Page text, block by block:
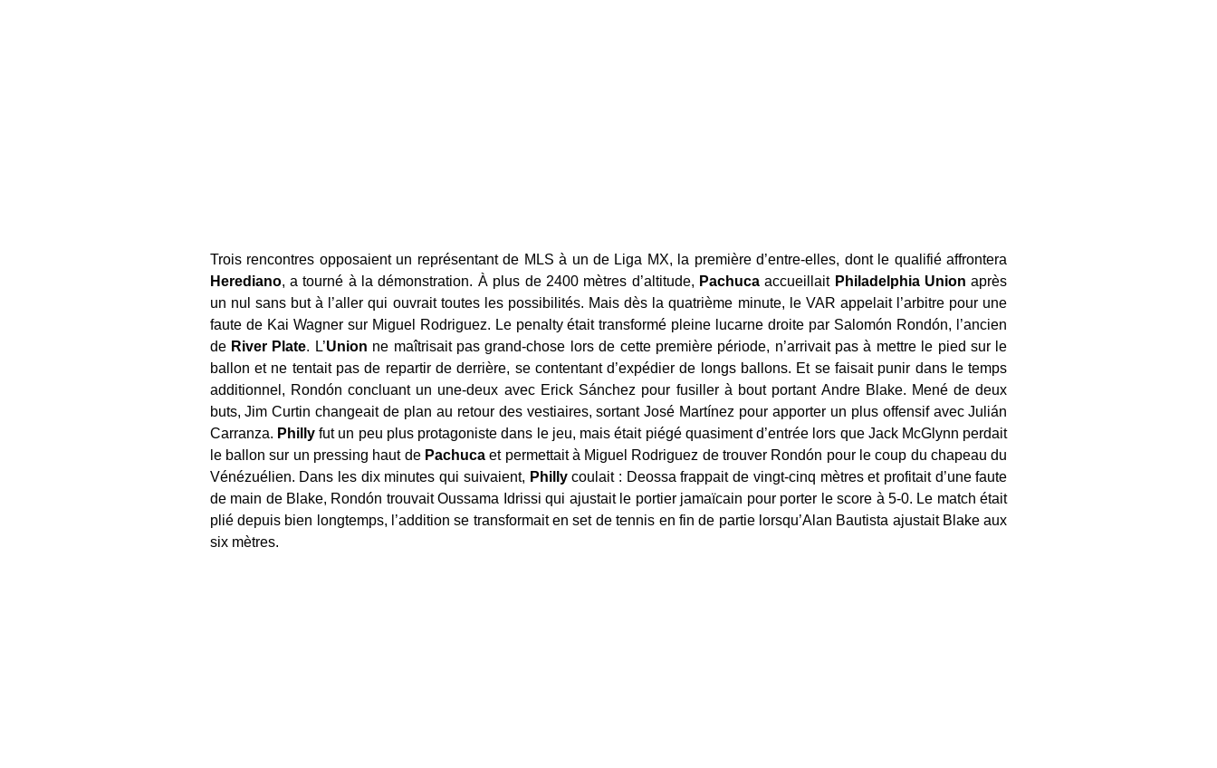
Trois rencontres opposaient un représentant de MLS à un de Liga MX, la première d’entre-elles, dont le qualifié affrontera
Herediano, a tourné à la démonstration. À plus de 2400 mètres d’altitude, Pachucaaccueillait Philadelphia Union après
un nul sans but à l’aller qui ouvrait toutes les possibilités. Mais dès la quatrième minute, le VAR appelait l’arbitre pour une
faute de Kai Wagner sur Miguel Rodriguez. Le penalty était transformé pleine lucarne droite par Salomón Rondón, l’ancien
de River Plate. L’Union ne maîtrisait pas grand-chose lors de cette première période, n’arrivait pas à mettre le pied sur le
ballon et ne tentait pas de repartir de derrière, se contentant d’expédier de longs ballons. Et se faisait punir dans le temps
additionnel, Rondón concluant un une-deux avec Erick Sánchez pour fusiller à bout portant Andre Blake. Mené de deux
buts, Jim Curtin changeait de plan au retour des vestiaires, sortant José Martínez pour apporter un plus offensif avec Julián
Carranza. Phillyfut un peu plus protagoniste dans le jeu, mais était piégé quasiment d’entrée lors que Jack McGlynn perdait
le ballon sur un pressing haut de Pachucaet permettait à Miguel Rodriguez de trouver Rondón pour le coup du chapeau du
Vénézuélien. Dans les dix minutes qui suivaient, Phillycoulait : Deossa frappait de vingt-cinq mètres et profitait d’une faute
de main de Blake, Rondón trouvait Oussama Idrissi qui ajustait le portier jamaïcain pour porter le score à 5-0. Le match était
plié depuis bien longtemps, l’addition se transformait en set de tennis en fin de partie lorsqu’Alan Bautista ajustait Blake aux
six mètres.